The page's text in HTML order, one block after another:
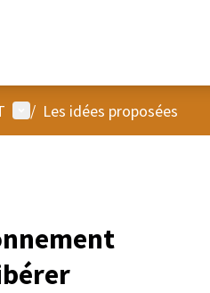
Menu utilisateur
/ Les idées proposées